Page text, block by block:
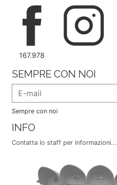
167.978
SEMPRE CON NOI
Sempre con noi
INFO
Contatta lo staff per informazioni...